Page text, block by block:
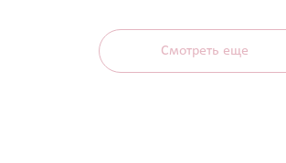
Смотреть еще